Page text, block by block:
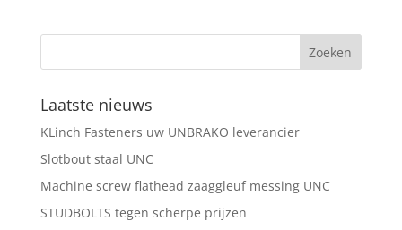
Laatste nieuws
KLinch Fasteners uw UNBRAKO leverancier
Slotbout staal UNC
Machine screw flathead zaaggleuf messing UNC
STUDBOLTS tegen scherpe prijzen